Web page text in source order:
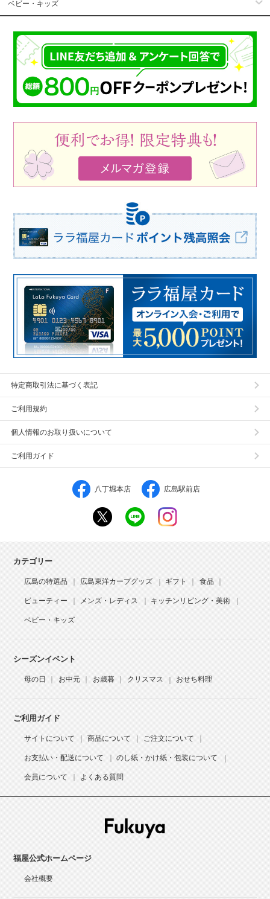
ベビー・キッズ
特定商取引法に基づく表記
ご利用規約
個人情報のお取り扱いについて
ご利用ガイド
八丁堀本店 広島駅前店
カテゴリー
広島の特選品 広島東洋カープグッズ ギフト 食品
ビューティー メンズ・レディス キッチンリビング・美術
ベビー・キッズ
シーズンイベント
母の日 お中元 お歳暮 クリスマス おせち料理
ご利用ガイド
サイトについて 商品について ご注文について
お支払い・配送について のし紙・かけ紙・包装について
会員について よくある質問
福屋公式ホームページ
会社概要